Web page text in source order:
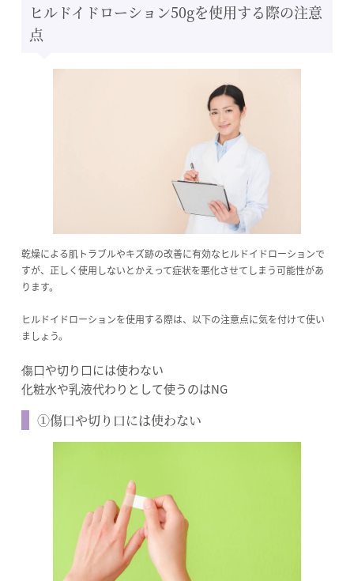
ヒルドイドローション50gを使用する際の注意
点
乾燥による肌トラブルやキズ跡の改善に有効なヒルドイドローションで
すが、正しく使用しないとかえって症状を悪化させてしまう可能性があ
ります。
ヒルドイドローションを使用する際は、以下の注意点に気を付けて使い
ましょう。
傷口や切り口には使わない
化粧水や乳液代わりとして使うのはNG
①傷口や切り口には使わない